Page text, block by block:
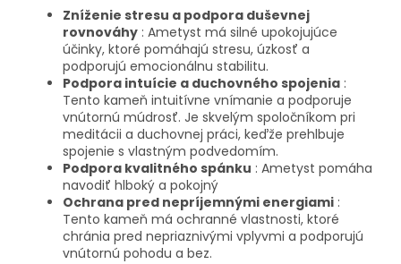
Zníženie stresu a podpora duševnej
rovnováhy : Ametyst má silné upokojujúce
účinky, ktoré pomáhajú stresu, úzkosť a
podporujú emocionálnu stabilitu.
Podpora intuície a duchovného spojenia :
Tento kameň intuitívne vnímanie a podporuje
vnútornú múdrosť. Je skvelým spoločníkom pri
meditácii a duchovnej práci, keďže prehlbuje
spojenie s vlastným podvedomím.
Podpora kvalitného spánku : Ametyst pomáha
navodiť hlboký a pokojný
Ochrana pred nepríjemnými energiami :
Tento kameň má ochranné vlastnosti, ktoré
chránia pred nepriaznivými vplyvmi a podporujú
vnútornú pohodu a bez.